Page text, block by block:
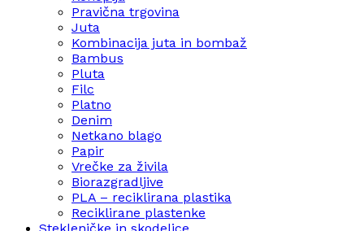
Pravična trgovina
Juta
Kombinacija juta in bombaž
Bambus
Pluta
Filc
Platno
Denim
Netkano blago
Papir
Vrečke za živila
Biorazgradljive
PLA – reciklirana plastika
Reciklirane plastenke